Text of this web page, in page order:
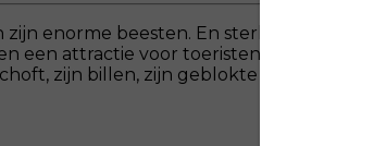
enorme beesten. En sterk! Je kunt
een attractie voor toeristen. Dan
zijn billen, zijn geblokte staart. Ik